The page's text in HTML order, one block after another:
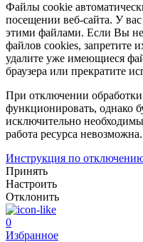
Файлы cookie
посещении веб-сайта. У
этими файлами. Если Вы не
файлов cookies, запретите
удалите уже имеющиеся
браузера или прекратите
При отключении
функционировать, однако
исключительно
работа ресурса невозможна.
Инструкция по
Принять
Настроить
Отклонить
0
Избранное